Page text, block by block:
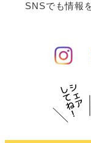
SNSでも情報